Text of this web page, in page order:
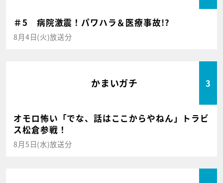
＃5 病院激震！パワハラ＆医療事故!?
8月4日(火)放送分
かまいガチ 3
オモロ怖い「でな、話はここからやねん」トラビ
ス松倉参戦！
8月5日(水)放送分